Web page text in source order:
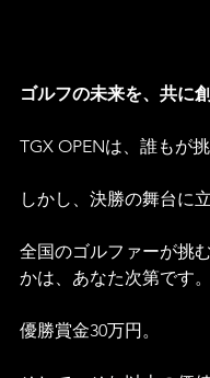
ゴルフの未来を、共に創
TGX OPENは、誰もが
しかし、決勝の舞台に
全国のゴルファーが挑
かは、あなた次第です。
優勝賞金30万円。